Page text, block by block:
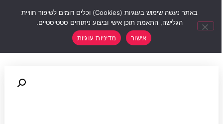
באתר נעשה שימוש בעוגיות (Cookies) וכלים דומים לשיפור חוויית
הגלישה, התאמת תוכן אישי וביצוע ניתוחים סטטיסטיים.
אישור
מדיניות עוגיות